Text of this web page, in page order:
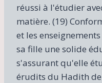
réussi à l'étudier
matière. (19)
et les
sa fille une solide
s'assurant qu'elle
érudits du Hadith